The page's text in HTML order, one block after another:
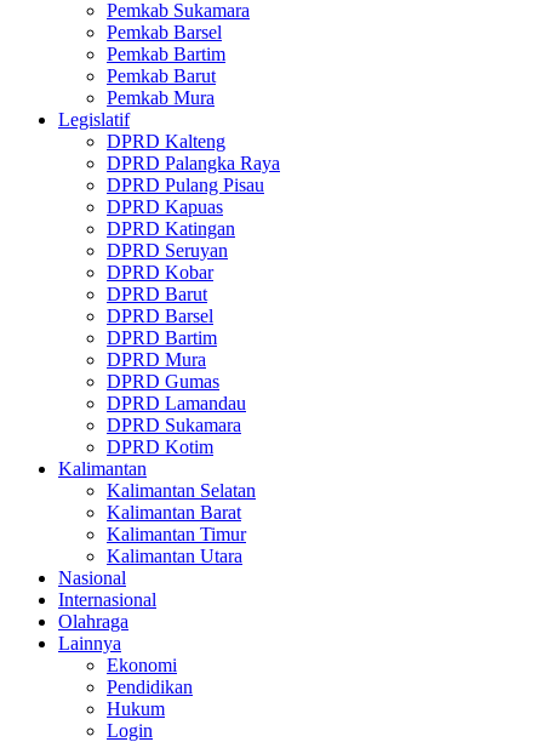
Pemkab Sukamara
Pemkab Barsel
Pemkab Bartim
Pemkab Barut
Pemkab Mura
Legislatif
DPRD Kalteng
DPRD Palangka Raya
DPRD Pulang Pisau
DPRD Kapuas
DPRD Katingan
DPRD Seruyan
DPRD Kobar
DPRD Barut
DPRD Barsel
DPRD Bartim
DPRD Mura
DPRD Gumas
DPRD Lamandau
DPRD Sukamara
DPRD Kotim
Kalimantan
Kalimantan Selatan
Kalimantan Barat
Kalimantan Timur
Kalimantan Utara
Nasional
Internasional
Olahraga
Lainnya
Ekonomi
Pendidikan
Hukum
Login